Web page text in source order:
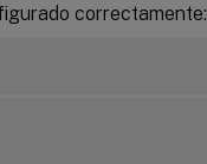
correctamente: